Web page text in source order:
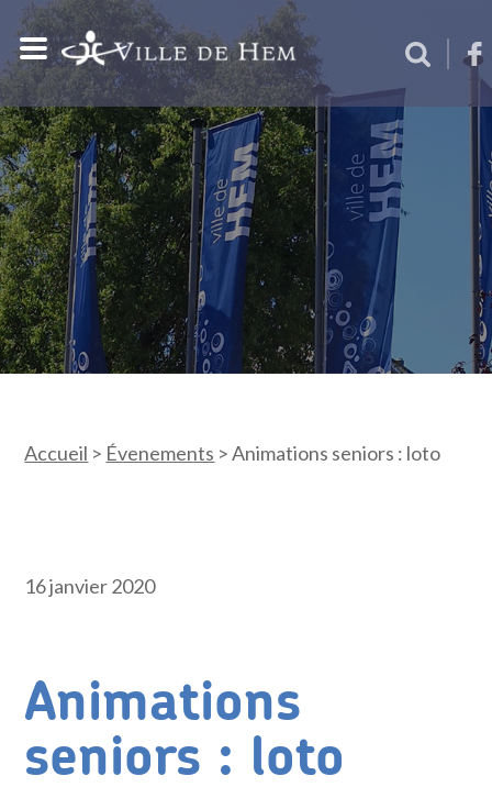
Accueil > Évenements >Animations seniors : loto
16 janvier 2020
Animations
seniors : loto